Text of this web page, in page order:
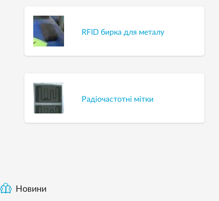
RFID бирка для металу
Радіочастотні мітки
Новини